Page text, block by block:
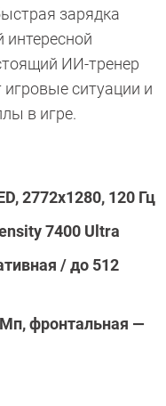
зарядка
ИИ-тренер
ситуации и
в игре.
2772х1280, 120 Гц
7400 Ultra
/ до 512
фронтальная —